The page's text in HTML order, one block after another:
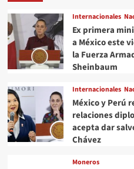
en
Minsk,
Bielorrusia
Internacionales
Ex primera
a México este
la Fuerza
Sheinbaum
Internacionales
México y Perú
relaciones
acepta dar
Chávez
Moneros